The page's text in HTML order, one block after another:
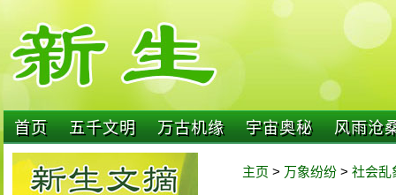
首页 五千文明 万古机缘 宇宙奥秘 风雨沧
主页 > 万象纷纷 > 社会乱